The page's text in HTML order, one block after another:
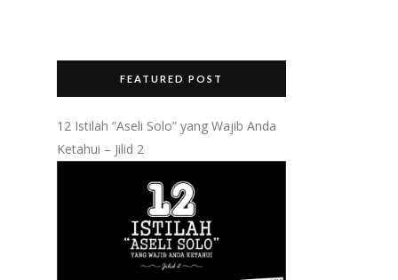
FEATURED POST
12 Istilah “Aseli Solo” yang Wajib Anda
Ketahui – Jilid 2